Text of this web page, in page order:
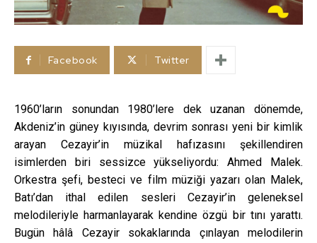
Facebook Twitter
1960’ların sonundan 1980’lere dek uzanan dönemde,
Akdeniz’in güney kıyısında, devrim sonrası yeni bir kimlik
arayan Cezayir’in müzikal hafızasını şekillendiren
isimlerden biri sessizce yükseliyordu: Ahmed Malek.
Orkestra şefi, besteci ve film müziği yazarı olan Malek,
Batı’dan ithal edilen sesleri Cezayir’in geleneksel
melodileriyle harmanlayarak kendine özgü bir tını yarattı.
Bugün hâlâ Cezayir sokaklarında çınlayan melodilerin